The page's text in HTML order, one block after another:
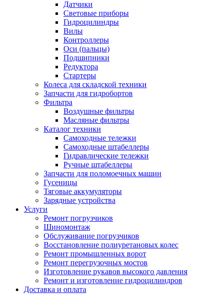
Датчики
Световые приборы
Гидроцилиндры
Вилы
Контроллеры
Оси (пальцы)
Подшипники
Редуктора
Стартеры
Колеса для складской техники
Запчасти для гидробортов
Фильтра
Воздушные фильтры
Масляные фильтры
Каталог техники
Самоходные тележки
Самоходные штабеллеры
Гидравлические тележки
Ручные штабеллеры
Запчасти для поломоечных машин
Гусеницы
Тяговые аккумуляторы
Зарядные устройства
Услуги
Ремонт погрузчиков
Шиномонтаж
Обслуживание погрузчиков
Восстановление полиуретановых колес
Ремонт промышленных ворот
Ремонт перегрузочных мостов
Изготовление рукавов высокого давления
Ремонт и изготовление гидроцилиндров
Доставка и оплата